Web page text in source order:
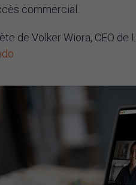
commercial.
de Volker Wiora, CEO de